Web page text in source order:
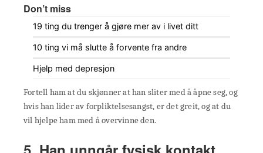
Don’t miss
19 ting du trenger å gjøre mer av i livet ditt
10 ting vi må slutte å forvente fra andre
Hjelp med depresjon
Fortell ham at du skjønner at han sliter med å åpne seg, og
hvis han lider av forpliktelsesangst, er det greit, og at du
vil hjelpe ham med å overvinne den.